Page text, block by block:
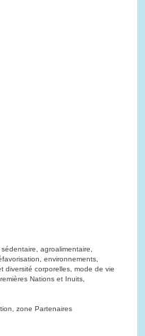
agroalimentaire,
environnements,
diversité corporelles, mode de vie
Nations et Inuits,
zone Partenaires